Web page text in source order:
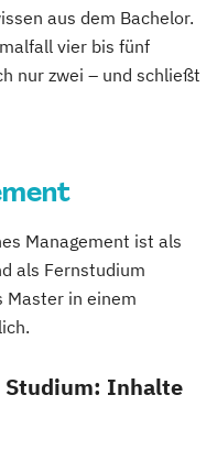
Law
Steward
Museen und
Wirtschaft und
&
Leadership
Technologies
Systeme
Soziale
aus dem Bachelor.
vier bis fünf
nur zwei – und schließt
Management ist als
als Fernstudium
Master in einem
Studium: Inhalte